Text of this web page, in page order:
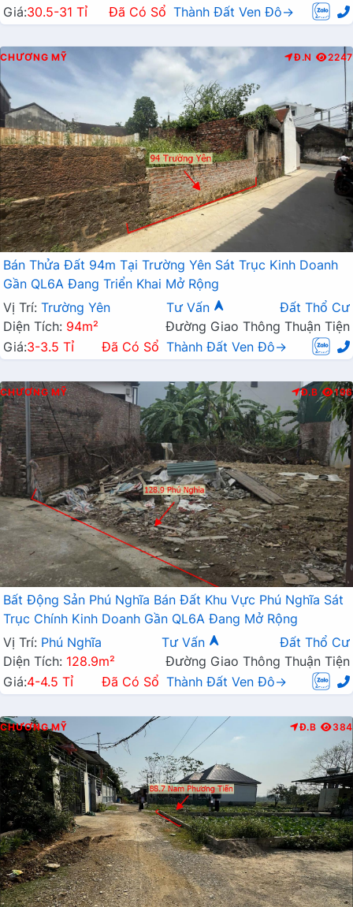
Giá:30.5-31 Tỉ Đã Có Sổ Thành Đất Ven Đô→
CHƯƠNG MỸ Đ.N 2247
Bán Thửa Đất 94m Tại Trường Yên Sát Trục Kinh Doanh
Gần QL6A Đang Triển Khai Mở Rộng
Vị Trí: Trường Yên Tư Vấn
Đất Thổ Cư
Diện Tích: 94m²
Đường Giao Thông Thuận Tiện
Giá:3-3.5 Tỉ Đã Có Sổ Thành Đất Ven Đô→
CHƯƠNG MỸ Đ.B 196
Bất Động Sản Phú Nghĩa Bán Đất Khu Vực Phú Nghĩa Sát
Trục Chính Kinh Doanh Gần QL6A Đang Mở Rộng
Vị Trí: Phú Nghĩa Tư Vấn
Đất Thổ Cư
Diện Tích: 128.9m²
Đường Giao Thông Thuận Tiện
Giá:4-4.5 Tỉ Đã Có Sổ Thành Đất Ven Đô→
CHƯƠNG MỸ Đ.B 384